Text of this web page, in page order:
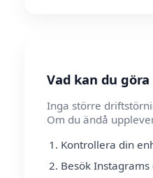
Vad kan du göra
Inga större
Om du ändå
Kontrollera din
Besök